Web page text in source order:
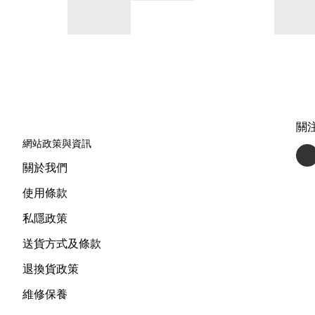
網站政策與資訊
關於我們
使用條款
私隱政策
送貨方式及條款
退換貨政策
維修保養
關